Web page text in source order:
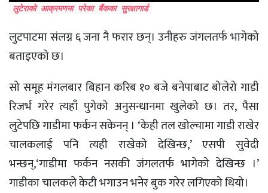
लुटेराको आक्रमणमा परेका बैंकका सुरक्षागार्ड
लुटपाटमा संलग्न ६ जना नै फरार छन्। उनीहरु जंगलतर्फ भागेको
बताइएको छ।
सो समूह मंगलबार बिहान करिब १० बजे बनेपाबाट बोलेरो गाडी
रिजर्भ गरेर त्यहाँ पुगेको अनुसन्धानमा खुलेको छ। तर, पैसा
लुटेपछि गाडीमा फर्कन सकेनन् । ‘केही तल खोल्चामा गाडी राखेर
चालकलाई पनि त्यही राखेको देखिन्छ,’ एसपी सुवेदी
भन्छन्,‘गाडीमा फर्कन नसकी जंगलतर्फ भागेको देखिन्छ ।’
गाडीका चालकले केटी भगाउन भनेर बुक गरेर लगिएको थियो।